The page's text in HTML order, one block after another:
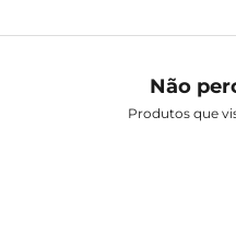
Não
Produtos que